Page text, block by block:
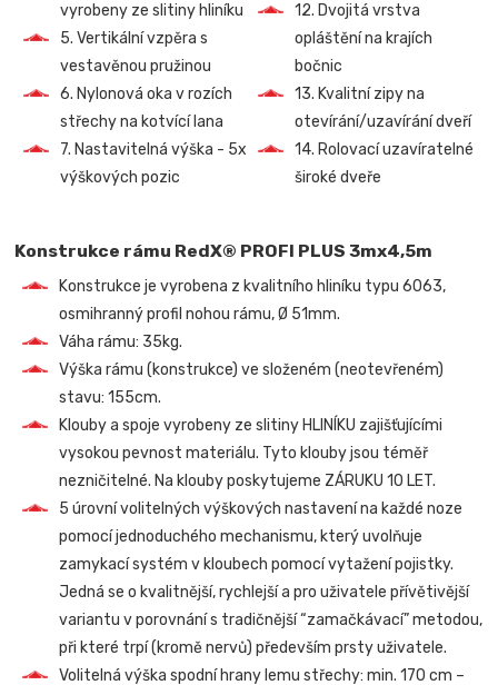
vyrobeny ze slitiny hliníku
5. Vertikální vzpěra s
vestavěnou pružinou
6. Nylonová oka v rozích
střechy na kotvící lana
7. Nastavitelná výška - 5x
výškových pozic
12. Dvojitá vrstva
opláštění na krajích
bočnic
13. Kvalitní zipy na
otevírání/uzavírání dveří
14. Rolovací uzavíratelné
široké dveře
Konstrukce rámu RedX® PROFI PLUS 3mx4,5m
Konstrukce je vyrobena z kvalitního hliníku typu 6063,
osmihranný profil nohou rámu, Ø 51mm.
Váha rámu: 35kg.
Výška rámu (konstrukce) ve složeném (neotevřeném)
stavu: 155cm.
Klouby a spoje vyrobeny ze slitiny HLINÍKU zajišťujícími
vysokou pevnost materiálu. Tyto klouby jsou téměř
nezničitelné. Na klouby poskytujeme ZÁRUKU 10 LET.
5 úrovní volitelných výškových nastavení na každé noze
pomocí jednoduchého mechanismu, který uvolňuje
zamykací systém v kloubech pomocí vytažení pojistky.
Jedná se o kvalitnější, rychlejší a pro uživatele přívětivější
variantu v porovnání s tradičnější “zamačkávací” metodou,
při které trpí (kromě nervů) především prsty uživatele.
Volitelná výška spodní hrany lemu střechy: min. 170 cm –